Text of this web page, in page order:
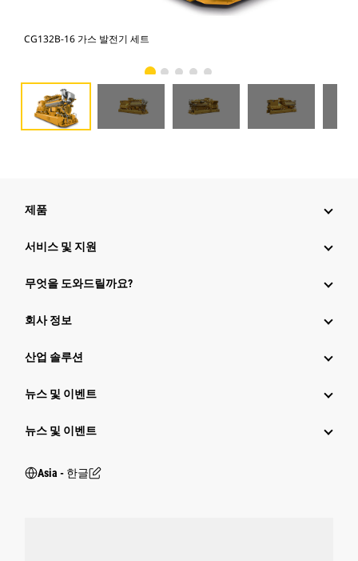
CG132B-16 가스 발전기 세트
제품
서비스 및 지원
무엇을 도와드릴까요?
회사 정보
산업 솔루션
뉴스 및 이벤트
뉴스 및 이벤트
Asia - 한글